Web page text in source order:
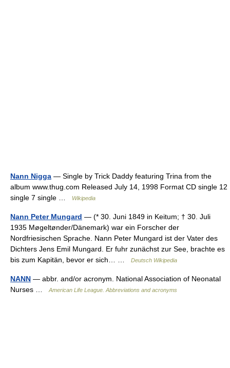
Nann Nigga — Single by Trick Daddy featuring Trina from the
album www.thug.com Released July 14, 1998 Format CD single 12
single 7 single …
Wikipedia
Nann Peter Mungard — (* 30. Juni 1849 in Keitum; † 30. Juli
1935 Møgeltønder/Dänemark) war ein Forscher der
Nordfriesischen Sprache. Nann Peter Mungard ist der Vater des
Dichters Jens Emil Mungard. Er fuhr zunächst zur See, brachte es
bis zum Kapitän, bevor er sich… …
Deutsch Wikipedia
NANN — abbr. and/or acronym. National Association of Neonatal
Nurses …
American Life League. Abbreviations and acronyms